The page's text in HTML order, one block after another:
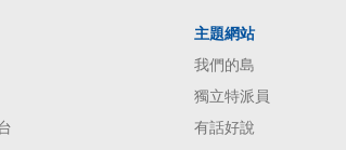
主題網站
我們的島
獨立特派員
有話好說